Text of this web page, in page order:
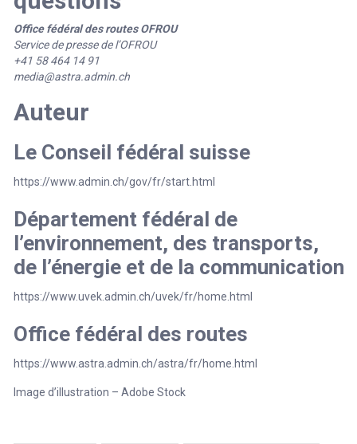
Office fédéral des routes OFROU
Service de presse de l’OFROU
+41 58 464 14 91
media@astra.admin.ch
Auteur
Le Conseil fédéral suisse
https://www.admin.ch/gov/fr/start.html
Département fédéral de
l’environnement, des transports,
de l’énergie et de la communication
https://www.uvek.admin.ch/uvek/fr/home.html
Office fédéral des routes
https://www.astra.admin.ch/astra/fr/home.html
Image d’illustration – Adobe Stock